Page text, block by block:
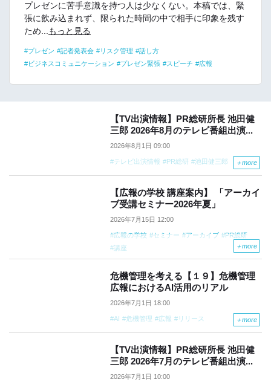
プレゼンに苦手意識を持つ人は少なくない。本稿では、緊
張に飲み込まれず、限られた時間の中で相手に印象を残す
ため...もっと見る
プレゼン 記者発表会 リスク管理
話し方
ビジネスコミュニケーション
プレゼン緊張 スピーチ 広報
【TV出演情報】PR総研所長 池田健
三郎 2026年8月のテレビ番組出演...
2026年8月1日 09:00
テレビ出演情報 PR総研 池田健三郎 ＋more
【広報の学校 講座案内】 「アーカイ
ブ受講セミナー2026年夏」
2026年7月15日 12:00
広報の学校 セミナー アーカイブ
PR総研
講座
＋more
危機管理を考える【１９】危機管理
広報におけるAI活用のリアル
2026年7月1日 18:00
AI 危機管理 広報 リリース ＋more
【TV出演情報】PR総研所長 池田健
三郎 2026年7月のテレビ番組出演...
2026年7月1日 10:00